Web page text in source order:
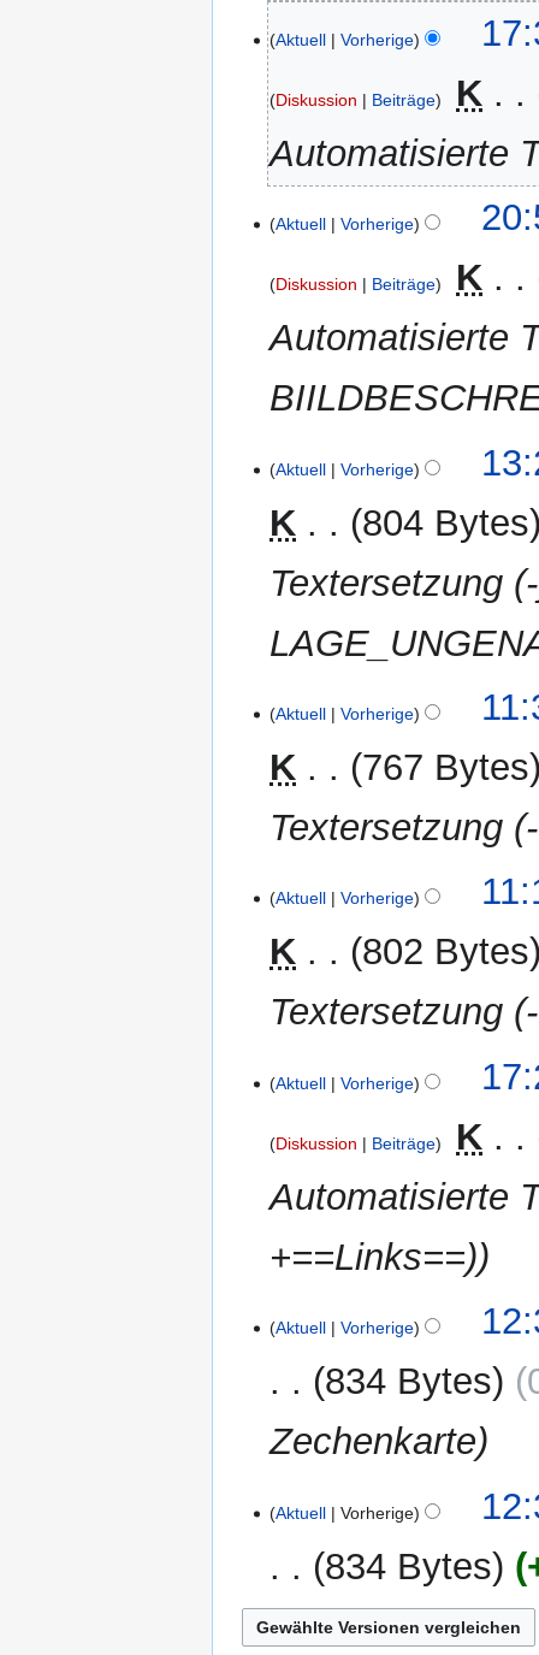
Mai
2012
Aktuell Vorherige
Diskussion Beiträge
K
Automatisierte
AprilAktuell Vorherige
Diskussion Beiträge
K
Automatisierte
AprilAktuell Vorherige
K
804 Bytes
Textersetzung
AprilAktuell Vorherige
K
767 Bytes
Textersetzung (-
Aktuell Vorherige
K
802 Bytes
Textersetzung (-
MärzAktuell Vorherige
Diskussion Beiträge
K
Automatisierte
+==Links==)
MärzAktuell Vorherige
834 Bytes
Zechenkarte
Aktuell Vorherige
834 Bytes
K
e